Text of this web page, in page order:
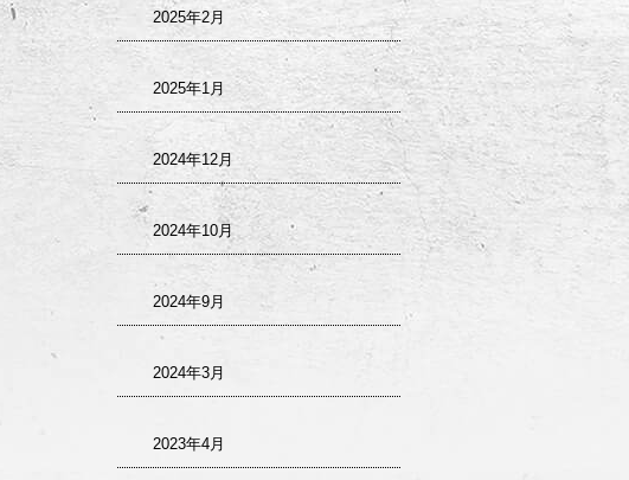
2025年2月
2025年1月
2024年12月
2024年10月
2024年9月
2024年3月
2023年4月